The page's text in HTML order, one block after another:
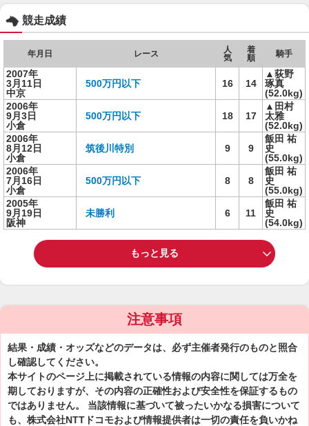
競走成績
年月日 レース
人
気
着
順
騎手
2007年
3月11日
中京
500万円以下 16 14
▲荻野
琢真
(52.0kg)
2006年
9月3日
小倉
500万円以下 18 17
▲田村
太雅
(52.0kg)
2006年
8月12日
小倉
筑後川特別 9 9
飯田 祐
史
(55.0kg)
2006年
7月16日
小倉
500万円以下 8 8
飯田 祐
史
(55.0kg)
2005年
9月19日
阪神
未勝利 6 11
飯田 祐
史
(54.0kg)
もっと見る
注意事項
結果・成績・オッズなどのデータは、必ず主催者発行のものと照合
し確認してください。
本サイトのページ上に掲載されている情報の内容に関しては万全を
期しておりますが、その内容の正確性および安全性を保証するもの
ではありません。 当該情報に基づいて被ったいかなる損害について
も、株式会社NTTドコモおよび情報提供者は一切の責任を負いかね